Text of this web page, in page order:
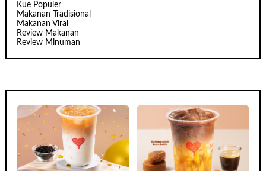
Kue Populer
Makanan Tradisional
Makanan Viral
Review Makanan
Review Minuman